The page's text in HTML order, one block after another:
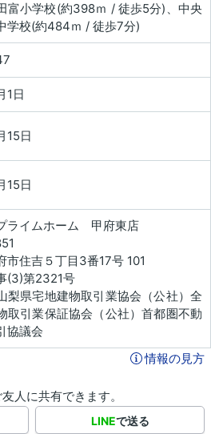
富小学校(約398ｍ / 徒歩5分)、中央
学校(約484ｍ / 徒歩7分)
1日
15日
15日
ライムホーム 甲府東店
市住吉５丁目3番17号 101
(3)第2321号
梨県宅地建物取引業協会（公社）全
取引業保証協会（公社）首都圏不動
協議会
情報の見方
人に共有できます。
LINEで送る